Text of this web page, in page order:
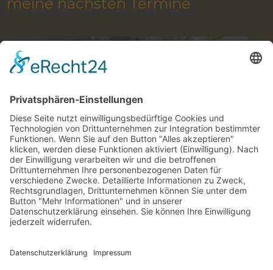
Klettern im Gesäuse mit Bergführer
8. August 2026 to 27. Oktober 2026
alle Termine im Überblick